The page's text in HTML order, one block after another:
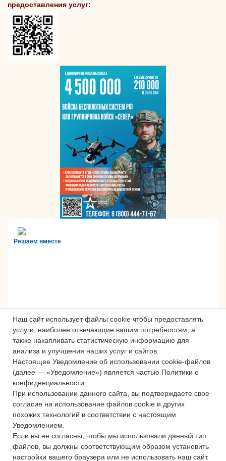
Наш сайт использует файлы cookie чтобы предоставлять
услуги, наиболее отвечающие вашим потребностям, а
также накапливать статистическую информацию для
анализа и улучшения наших услуг и сайтов.
Настоящее Уведомление об использовании cookie-файлов
(далее — «Уведомление») является частью Политики о
конфиденциальности.
При использовании данного сайта, вы подтверждаете свое
согласие на использование файлов cookie и других
похожих технологий в соответствии с настоящим
Уведомлением.
Если вы не согласны, чтобы мы использовали данный тип
файлов, вы должны соответствующим образом установить
настройки вашего браузера или не использовать наш сайт.
предоставления услуг:
Решаем вместе
Сложности с получением «Пушкинской
карты» или приобретением билетов?
Знаете, как улучшить работу
учреждений культуры?
Написать